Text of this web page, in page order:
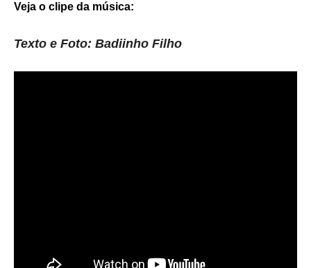
Veja o clipe da música:
Texto e Foto: Badiinho Filho